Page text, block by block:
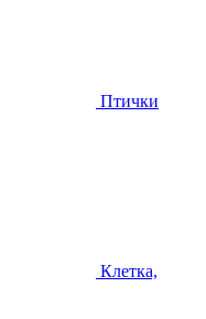
Птички
Клетка,